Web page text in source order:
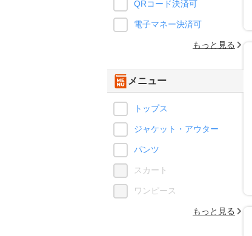
QRコード決済可
電子マネー決済可
もっと見る
メニュー
トップス
ジャケット・アウター
パンツ
スカート
ワンピース
もっと見る